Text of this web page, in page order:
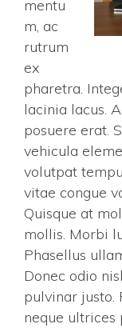
mentu
m, ac
rutrum
ex
pharetra.
lacinia lacus.
posuere erat.
vehicula
volutpat
vitae congue
Quisque at
mollis. Morbi
Phasellus
Donec odio
pulvinar justo.
neque ultrices